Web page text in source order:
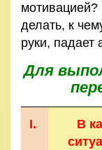
мотивацией?
делать, к
руки, падает
Для
I.
В